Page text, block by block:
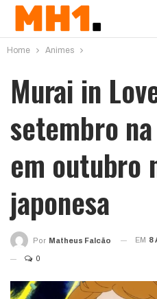
Home Animes
Murai in
setembro
em outubro
japonesa
Por Matheus Falcão EM 8
0